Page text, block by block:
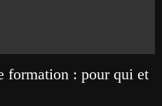
formation : pour qui et